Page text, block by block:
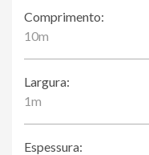
Comprimento:
10m
Largura:
1m
Espessura: